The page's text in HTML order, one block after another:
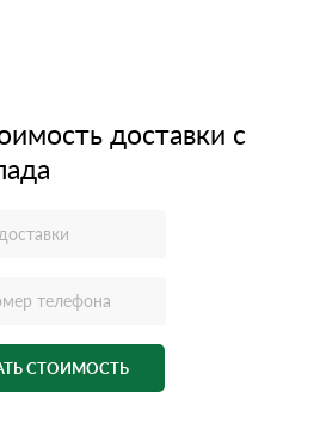
доставки с
СТОИМОСТЬ